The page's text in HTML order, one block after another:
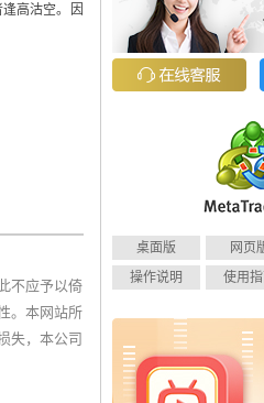
高沽空。因
不应予以倚
。本网站所
失，本公司
桌面版 网页
操作说明
使用